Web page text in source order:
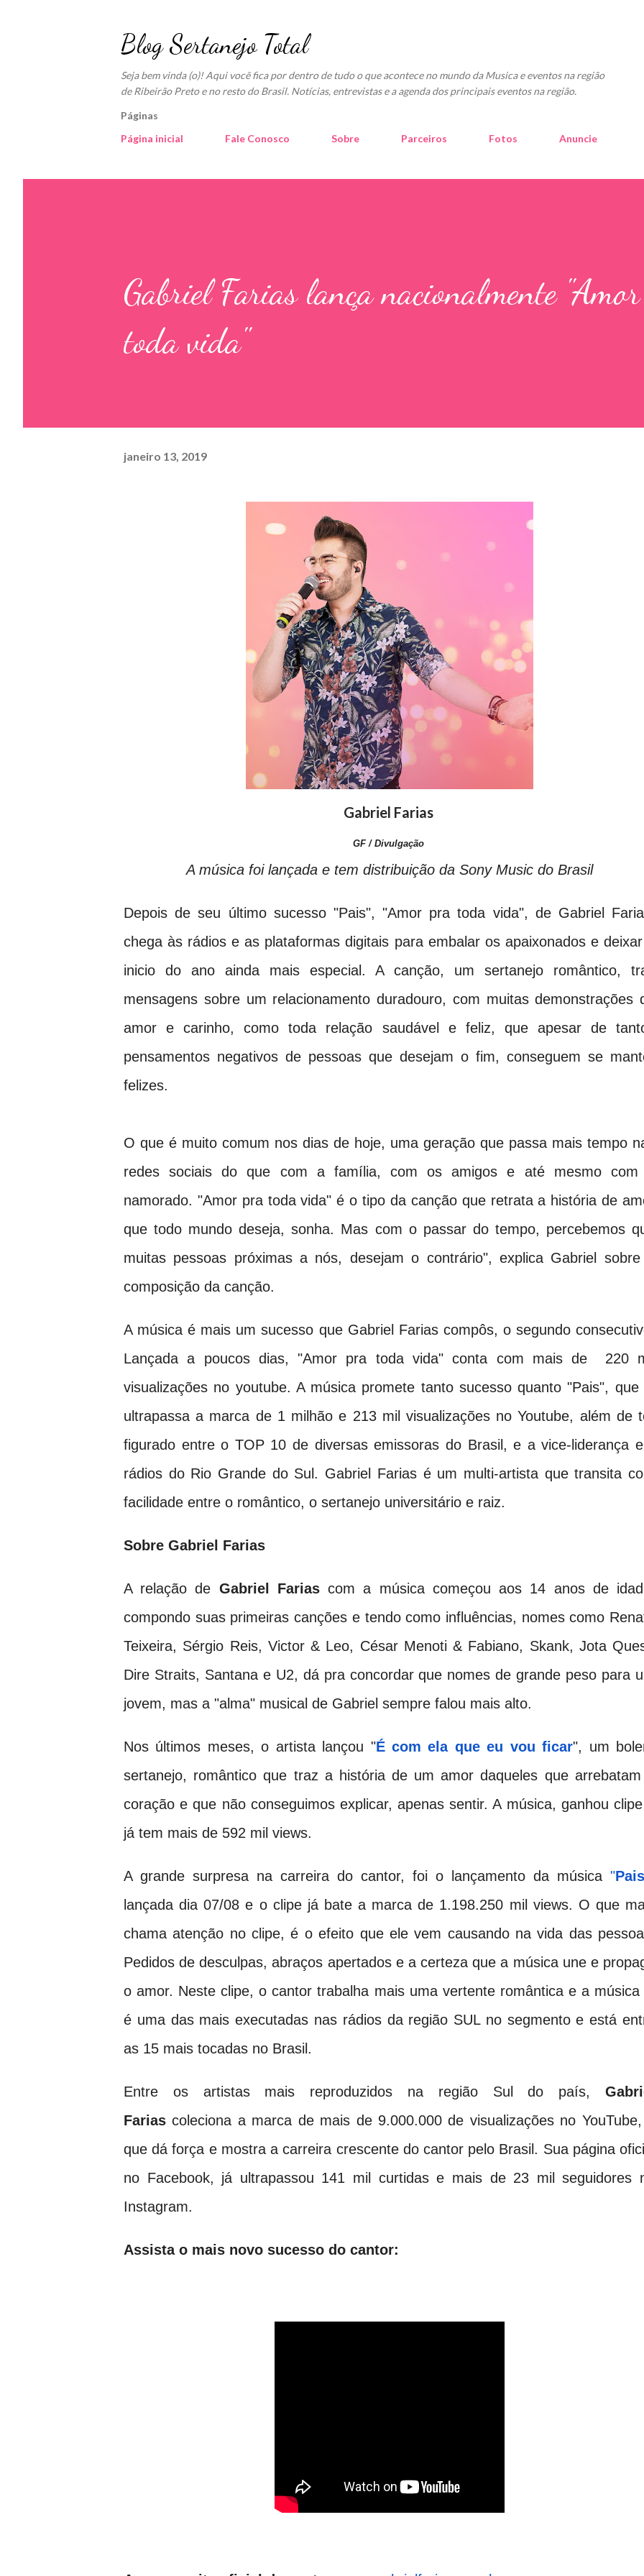
Blog Sertanejo Total
Seja bem vinda (o)! Aqui você fica por dentro de tudo o que acontece no mundo da Musica e eventos na região
de Ribeirão Preto e no resto do Brasil. Notícias, entrevistas e a agenda dos principais eventos na região.
Páginas
Página inicial
Fale Conosco Sobre Parceiros Fotos Anuncie
Gabriel Farias lança nacionalmente
toda vida"
janeiro 13, 2019
Gabriel Farias
GF / Divulgação
A música foi lançada e tem distribuição da Sony Music do Brasil
Depois de seu último sucesso "Pais", "Amor pra toda vida", de Gabriel
chega às rádios e as plataformas digitais para embalar os apaixonados e
inicio do ano ainda mais especial. A canção, um sertanejo romântico,
mensagens sobre um relacionamento duradouro, com muitas demonstrações
amor e carinho, como toda relação saudável e feliz, que apesar de
pensamentos negativos de pessoas que desejam o fim, conseguem se
felizes.
O que é muito comum nos dias de hoje, uma geração que passa mais tempo
redes sociais do que com a família, com os amigos e até mesmo
namorado. "Amor pra toda vida" é o tipo da canção que retrata a história de
que todo mundo deseja, sonha. Mas com o passar do tempo, percebemos
muitas pessoas próximas a nós, desejam o contrário", explica Gabriel
composição da canção.
A música é mais um sucesso que Gabriel Farias compôs, o segundo
Lançada a poucos dias, "Amor pra toda vida" conta com mais de 220
visualizações no youtube. A música promete tanto sucesso quanto "Pais", que
ultrapassa a marca de 1 milhão e 213 mil visualizações no Youtube, além de
figurado entre o TOP 10 de diversas emissoras do Brasil, e a vice-liderança
rádios do Rio Grande do Sul. Gabriel Farias é um multi-artista que transita
facilidade entre o romântico, o sertanejo universitário e raiz.
Sobre Gabriel Farias
A relação de Gabriel Fariascom a música começou aos 14 anos de
compondo suas primeiras canções e tendo como influências, nomes como
Teixeira, Sérgio Reis, Victor & Leo, César Menoti & Fabiano, Skank, Jota
Dire Straits, Santana e U2, dá pra concordar que nomes de grande peso para
jovem, mas a "alma" musical de Gabriel sempre falou mais alto.
Nos últimos meses, o artista lançou "É com ela que eu vou ficar", um
sertanejo, romântico que traz a história de um amor daqueles que
coração e que não conseguimos explicar, apenas sentir. A música, ganhou
já tem mais de 592 mil views.
A grande surpresa na carreira do cantor, foi o lançamento da música "
lançada dia 07/08 e o clipe já bate a marca de 1.198.250 mil views. O que
chama atenção no clipe, é o efeito que ele vem causando na vida das
Pedidos de desculpas, abraços apertados e a certeza que a música une e
o amor. Neste clipe, o cantor trabalha mais uma vertente romântica e a música
é uma das mais executadas nas rádios da região SUL no segmento e está
as 15 mais tocadas no Brasil.
Entre os artistas mais reproduzidos na região Sul do país,
Farias coleciona a marca de mais de 9.000.000 de visualizações no
que dá força e mostra a carreira crescente do cantor pelo Brasil. Sua página
no Facebook, já ultrapassou 141 mil curtidas e mais de 23 mil seguidores
Instagram.
Assista o mais novo sucesso do cantor: